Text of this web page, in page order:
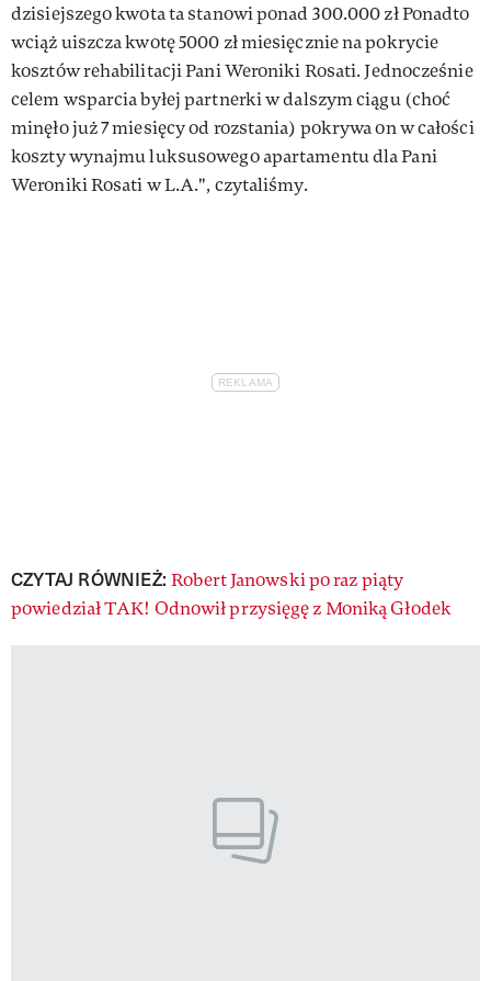
dzisiejszego kwota ta stanowi ponad 300.000 zł Ponadto
wciąż uiszcza kwotę 5000 zł miesięcznie na pokrycie
kosztów rehabilitacji Pani Weroniki Rosati. Jednocześnie
celem wsparcia byłej partnerki w dalszym ciągu (choć
minęło już 7 miesięcy od rozstania) pokrywa on w całości
koszty wynajmu luksusowego apartamentu dla Pani
Weroniki Rosati w L.A.", czytaliśmy.
CZYTAJ RÓWNIEŻ:Robert Janowski po raz piąty
powiedział TAK! Odnowił przysięgę z Moniką Głodek